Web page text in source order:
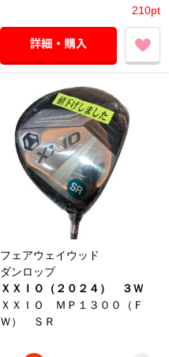
210pt
フェアウェイウッド
ダンロップ
ＸＸＩＯ（２０２４） ３Ｗ
ＸＸＩＯ ＭＰ１３００（Ｆ
Ｗ） ＳＲ